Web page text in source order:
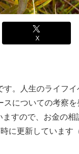
X
す。人生のライフ
についての考察を
ますので、お金の相
に更新しています